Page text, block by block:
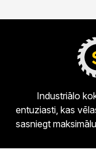
Industriālo
entuziasti, kas
sasniegt